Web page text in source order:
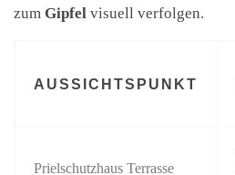
zum Gipfel visuell verfolgen.
AUSSICHTSPUNKT
Prielschutzhaus Terrasse